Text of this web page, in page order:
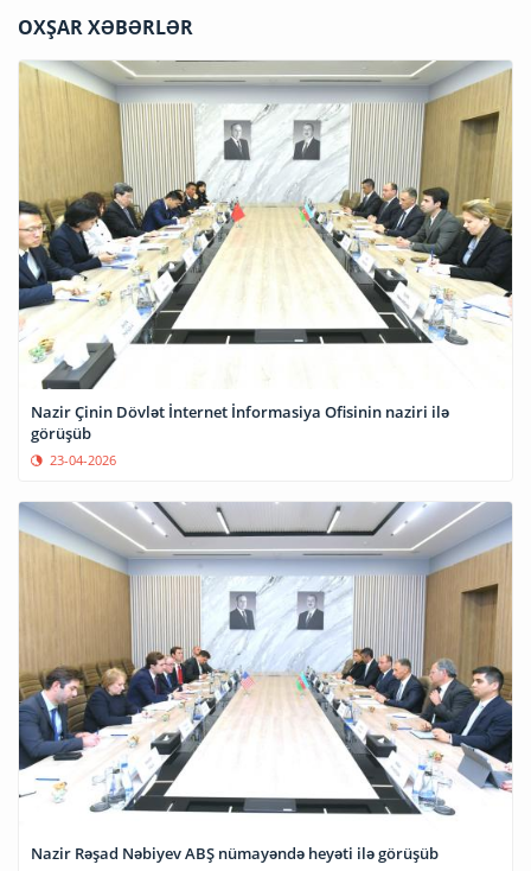
OXŞAR XƏBƏRLƏR
Nazir Çinin Dövlət İnternet İnformasiya Ofisinin naziri ilə
görüşüb
23-04-2026
Nazir Rəşad Nəbiyev ABŞ nümayəndə heyəti ilə görüşüb